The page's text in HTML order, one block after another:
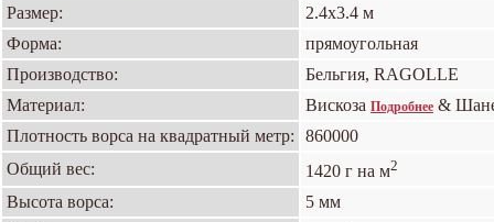
Размер:
2.4х3.4 м
Форма:
прямоугольная
Производство:
Бельгия, RAGOLLE
Материал:
Вискоза Подробнее &
Плотность ворса на квадратный метр:
860000
Общий вес:
1420 г на м2
Высота ворса:
5 мм